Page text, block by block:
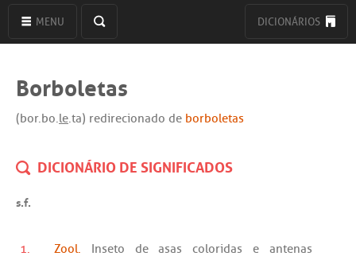
MENU DICIONÁRIOS
Borboletas
(bor.bo.le.ta) redirecionado de borboletas
DICIONÁRIO DE SIGNIFICADOS
s.f.
1. Zool. Inseto de asas coloridas eantenas